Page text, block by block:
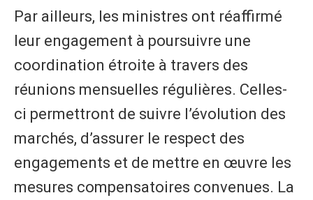
Par ailleurs, les ministres ont réaffirmé
leur engagement à poursuivre une
coordination étroite à travers des
réunions mensuelles régulières. Celles-
ci permettront de suivre l’évolution des
marchés, d’assurer le respect des
engagements et de mettre en œuvre les
mesures compensatoires convenues. La